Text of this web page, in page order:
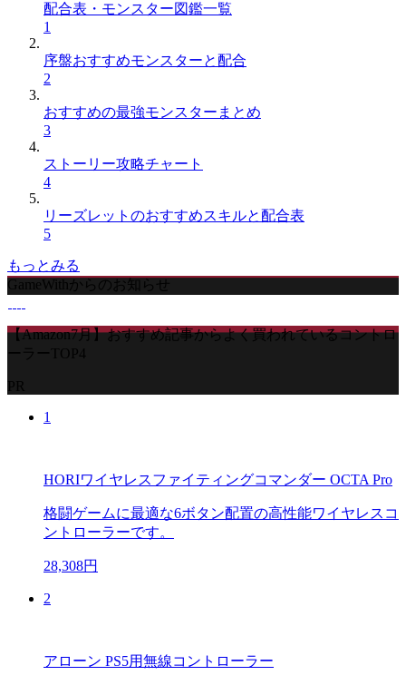
配合表・モンスター図鑑一覧
1
序盤おすすめモンスターと配合
2
おすすめの最強モンスターまとめ
3
ストーリー攻略チャート
4
リーズレットのおすすめスキルと配合表
5
もっとみる
GameWithからのお知らせ
【Amazon7月】おすすめ記事からよく買われているコントロ
ーラーTOP4
PR
1
HORIワイヤレスファイティングコマンダー OCTA Pro
格闘ゲームに最適な6ボタン配置の高性能ワイヤレスコ
ントローラーです。
28,308円
2
アローン PS5用無線コントローラー